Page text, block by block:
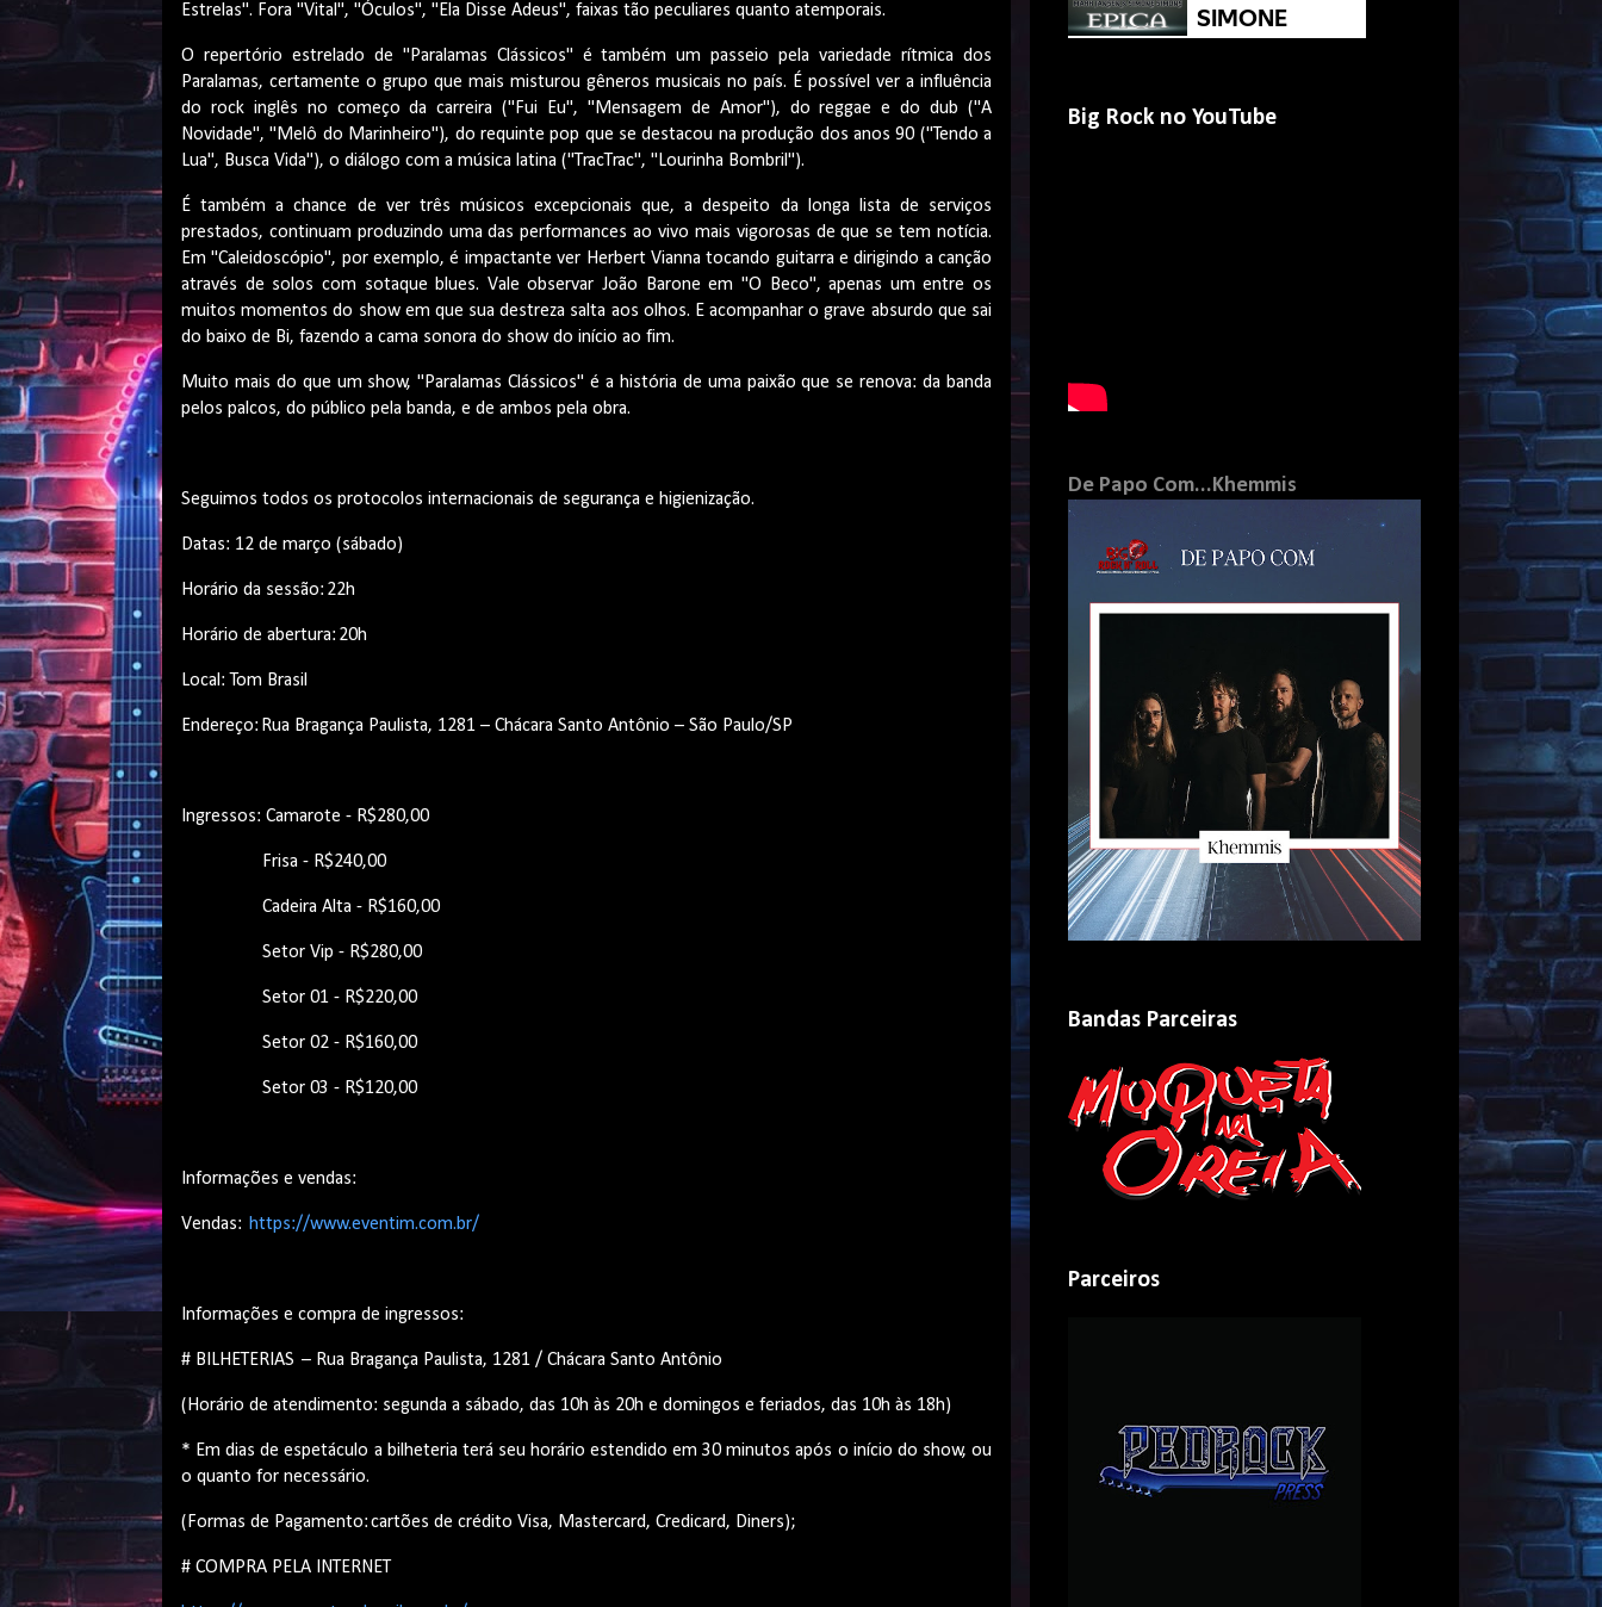
Estrelas". Fora "Vital", "Óculos", "Ela Disse Adeus", faixas tão peculiares quanto atemporais.
O repertório estrelado de "Paralamas Clássicos" é também um passeio pela variedade rítmica dos
Paralamas, certamente o grupo que mais misturou gêneros musicais no país. É possível ver a influência
do rock inglês no começo da carreira ("Fui Eu", "Mensagem de Amor"), do reggae e do dub ("A
Novidade", "Melô do Marinheiro"), do requinte pop que se destacou na produção dos anos 90 ("Tendo a
Lua", Busca Vida"), o diálogo com a música latina ("TracTrac", "Lourinha Bombril").
É também a chance de ver três músicos excepcionais que, a despeito da longa lista de serviços
prestados, continuam produzindo uma das performances ao vivo mais vigorosas de que se tem notícia.
Em "Caleidoscópio", por exemplo, é impactante ver Herbert Vianna tocando guitarra e dirigindo a canção
através de solos com sotaque blues. Vale observar João Barone em "O Beco", apenas um entre os
muitos momentos do show em que sua destreza salta aos olhos. E acompanhar o grave absurdo que sai
do baixo de Bi, fazendo a cama sonora do show do início ao fim.
Muito mais do que um show, "Paralamas Clássicos" é a história de uma paixão que se renova: da banda
pelos palcos, do público pela banda, e de ambos pela obra.
Seguimos todos os protocolos internacionais de segurança e higienização.
Datas: 12 de março (sábado)
Horário da sessão: 22h
Horário de abertura: 20h
Local: Tom Brasil
Endereço: Rua Bragança Paulista, 1281 – Chácara Santo Antônio – São Paulo/SP
Ingressos: Camarote - R$280,00
Frisa - R$240,00
Cadeira Alta - R$160,00
Setor Vip - R$280,00
Setor 01 - R$220,00
Setor 02 - R$160,00
Setor 03 - R$120,00
Informações e vendas:
Vendas: https://www.eventim.com.br/
Informações e compra de ingressos:
# BILHETERIAS – Rua Bragança Paulista, 1281 / Chácara Santo Antônio
(Horário de atendimento: segunda a sábado, das 10h às 20h e domingos e feriados, das 10h às 18h)
* Em dias de espetáculo a bilheteria terá seu horário estendido em 30 minutos após o início do show, ou
o quanto for necessário.
(Formas de Pagamento: cartões de crédito Visa, Mastercard, Credicard, Diners);
# COMPRA PELA INTERNET
Big Rock no YouTube
De Papo Com...Khemmis
Bandas Parceiras
Parceiros